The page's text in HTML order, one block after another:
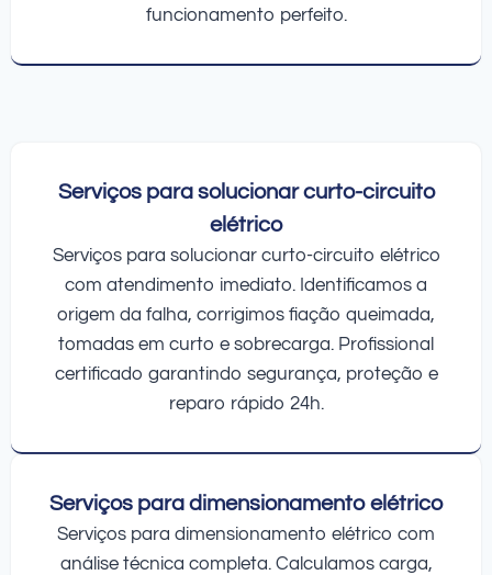
funcionamento perfeito.
Serviços para solucionar curto-circuito
elétrico
Serviços para solucionar curto-circuito elétrico
com atendimento imediato. Identificamos a
origem da falha, corrigimos fiação queimada,
tomadas em curto e sobrecarga. Profissional
certificado garantindo segurança, proteção e
reparo rápido 24h.
Serviços para dimensionamento elétrico
Serviços para dimensionamento elétrico com
análise técnica completa. Calculamos carga,